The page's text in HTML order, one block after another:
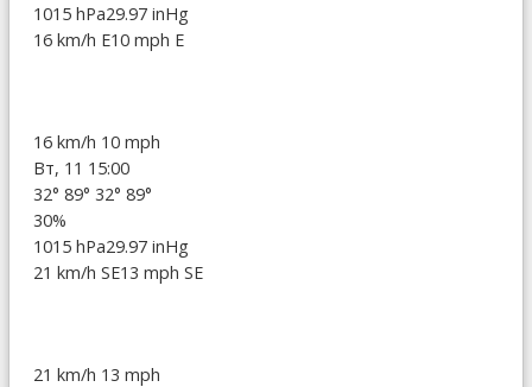
1015 hPa29.97 inHg
16 km/h E10 mph E
16 km/h 10 mph
Вт, 11 15:00
32° 89° 32° 89°
30%
1015 hPa29.97 inHg
21 km/h SE13 mph SE
21 km/h 13 mph